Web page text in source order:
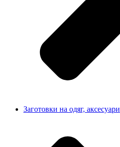
Заготовки на одяг, аксесуари